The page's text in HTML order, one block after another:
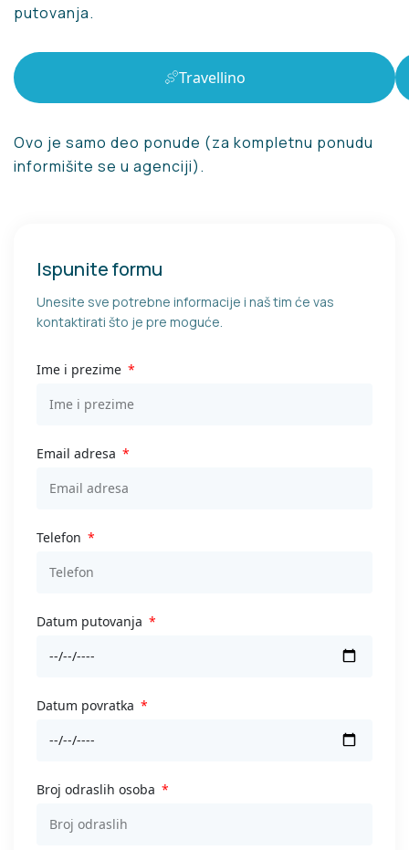
putovanja.
Travellino
Ovo je samo deo ponude (za kompletnu ponudu
informišite se u agenciji).
Ispunite formu
Unesite sve potrebne informacije i naš tim će vas
kontaktirati što je pre moguće.
Ime i prezime
Email adresa
Telefon
Datum putovanja
Datum povratka
Broj odraslih osoba